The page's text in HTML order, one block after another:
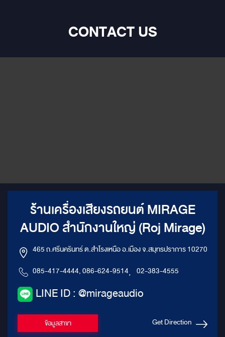
CONTACT US
ร้านเครื่องเสียงรถยนต์ MIRAGE
AUDIO สำนักงานใหญ่ (Roj Mirage)
465 ถ.ศรีนครินทร์ ต.สำโรงเหนือ อ.เมือง จ.สมุทรปราการ 10270
085-417-4444, 086-624-9514, 02-383-4555
LINE ID : @mirageaudio
ข้อมูลสาขา Get Direction